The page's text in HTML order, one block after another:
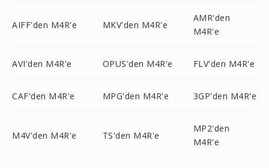
AIFF'den M4R'e MKV'den M4R'e
AMR'den
M4R'e
AVI'den M4R'e OPUS'den M4R'e FLV'den M4R'e
CAF'den M4R'e MPG'den M4R'e 3GP'den M4R'e
M4V'den M4R'e TS'den M4R'e
MP2'den
M4R'e